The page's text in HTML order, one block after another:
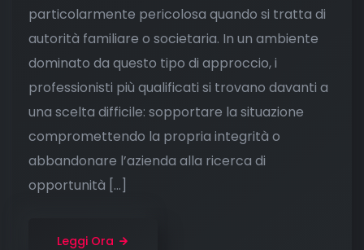
particolarmente pericolosa quando si tratta di
autorità familiare o societaria. In un ambiente
dominato da questo tipo di approccio, i
professionisti più qualificati si trovano davanti a
una scelta difficile: sopportare la situazione
compromettendo la propria integrità o
abbandonare l’azienda alla ricerca di
opportunità […]
Leggi Ora